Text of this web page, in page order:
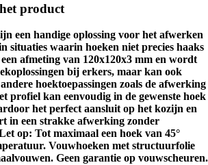
product
een handige oplossing voor het afwerken
situaties waarin hoeken niet precies haaks
afmeting van 120x120x3 mm en wordt
bij erkers, maar kan ook
hoektoepassingen zoals de afwerking
profiel kan eenvoudig in de gewenste hoek
het perfect aansluit op het kozijn en
in een strakke afwerking zonder
op: Tot maximaal een hoek van 45°
Vouwhoeken met structuurfolie
Geen garantie op vouwscheuren.